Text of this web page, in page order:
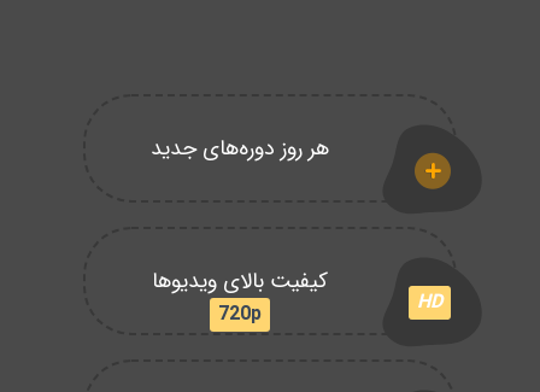
هر روز دوره‌های جدید
HD
کیفیت بالای ویدیوها
720p